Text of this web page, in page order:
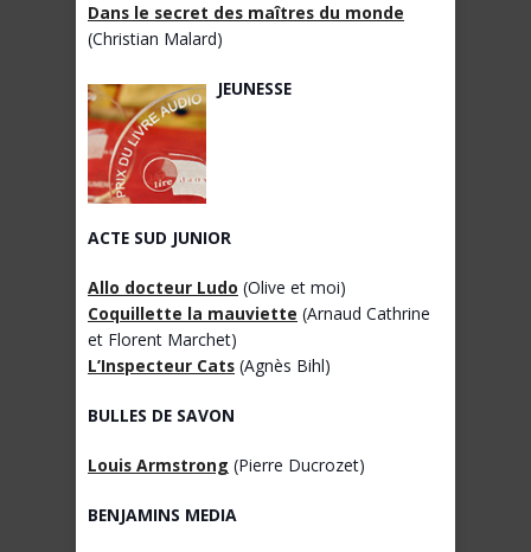
Dans le secret des maîtres du monde
(Christian Malard)
JEUNESSE
ACTE SUD JUNIOR
Allo docteur Ludo (Olive et moi)
Coquillette la mauviette (Arnaud Cathrine
et Florent Marchet)
L’Inspecteur Cats (Agnès Bihl)
BULLES DE SAVON
Louis Armstrong (Pierre Ducrozet)
BENJAMINS MEDIA